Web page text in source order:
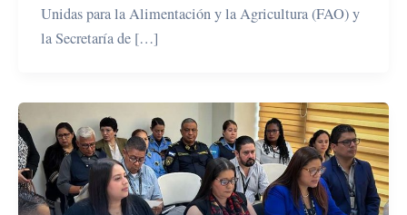
Unidas para la Alimentación y la Agricultura (FAO) y
la Secretaría de […]